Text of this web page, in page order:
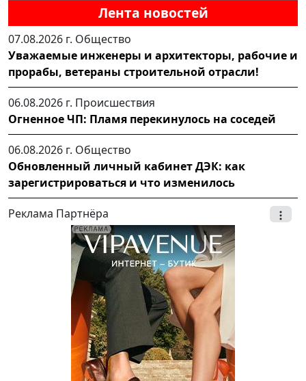
Лента новостей
07.08.2026 г. Общество
Уважаемые инженеры и архитекторы, рабочие и
прорабы, ветераны строительной отрасли!
06.08.2026 г. Происшествия
Огненное ЧП: Пламя перекинулось на соседей
06.08.2026 г. Общество
Обновленный личный кабинет ДЭК: как
зарегистрироваться и что изменилось
Реклама Партнёра